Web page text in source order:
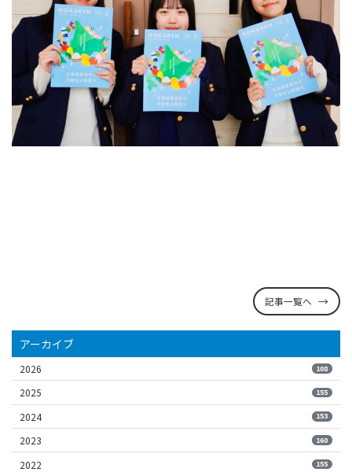
記事一覧へ
アーカイブ
2026 108
2025 155
2024 153
2023 160
2022 155